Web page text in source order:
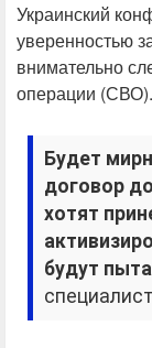
Украинский
уверенностью
внимательно
операции (СВО).
Будет
договор
хотят
будут